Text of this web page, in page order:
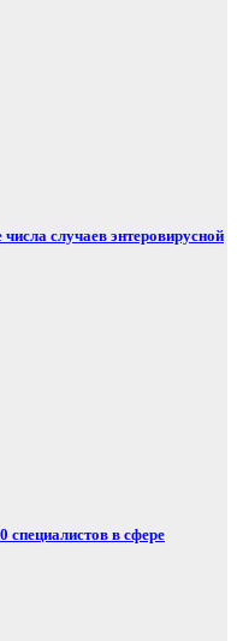
случаев энтеровирусной
специалистов в сфере